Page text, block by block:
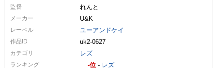
監督 れんと
メーカー U&K
レーベル ユーアンドケイ
作品ID uk2-0627
カテゴリ レズ
ランキング - - レズ